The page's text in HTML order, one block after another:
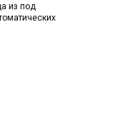
из под